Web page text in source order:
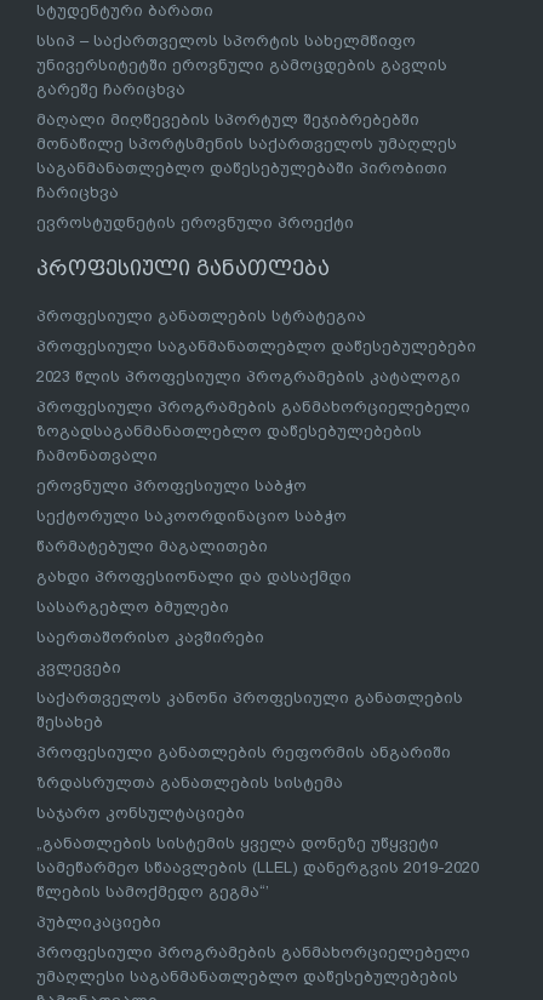
სტუდენტური ბარათი
სსიპ – საქართველოს სპორტის სახელმწიფო
უნივერსიტეტში ეროვნული გამოცდების გავლის
გარეშე ჩარიცხვა
მაღალი მიღწევების სპორტულ შეჯიბრებებში
მონაწილე სპორტსმენის საქართველოს უმაღლეს
საგანმანათლებლო დაწესებულებაში პირობითი
ჩარიცხვა
ევროსტუდნეტის ეროვნული პროექტი
პროფესიული განათლება
პროფესიული განათლების სტრატეგია
პროფესიული საგანმანათლებლო დაწესებულებები
2023 წლის პროფესიული პროგრამების კატალოგი
პროფესიული პროგრამების განმახორციელებელი
ზოგადსაგანმანათლებლო დაწესებულებების
ჩამონათვალი
ეროვნული პროფესიული საბჭო
სექტორული საკოორდინაციო საბჭო
წარმატებული მაგალითები
გახდი პროფესიონალი და დასაქმდი
სასარგებლო ბმულები
საერთაშორისო კავშირები
კვლევები
საქართველოს კანონი პროფესიული განათლების
შესახებ
პროფესიული განათლების რეფორმის ანგარიში
ზრდასრულთა განათლების სისტემა
საჯარო კონსულტაციები
„განათლების სისტემის ყველა დონეზე უწყვეტი
სამეწარმეო სწაავლების (LLEL) დანერგვის 2019-2020
წლების სამოქმედო გეგმა“’
პუბლიკაციები
პროფესიული პროგრამების განმახორციელებელი
უმაღლესი საგანმანათლებლო დაწესებულებების